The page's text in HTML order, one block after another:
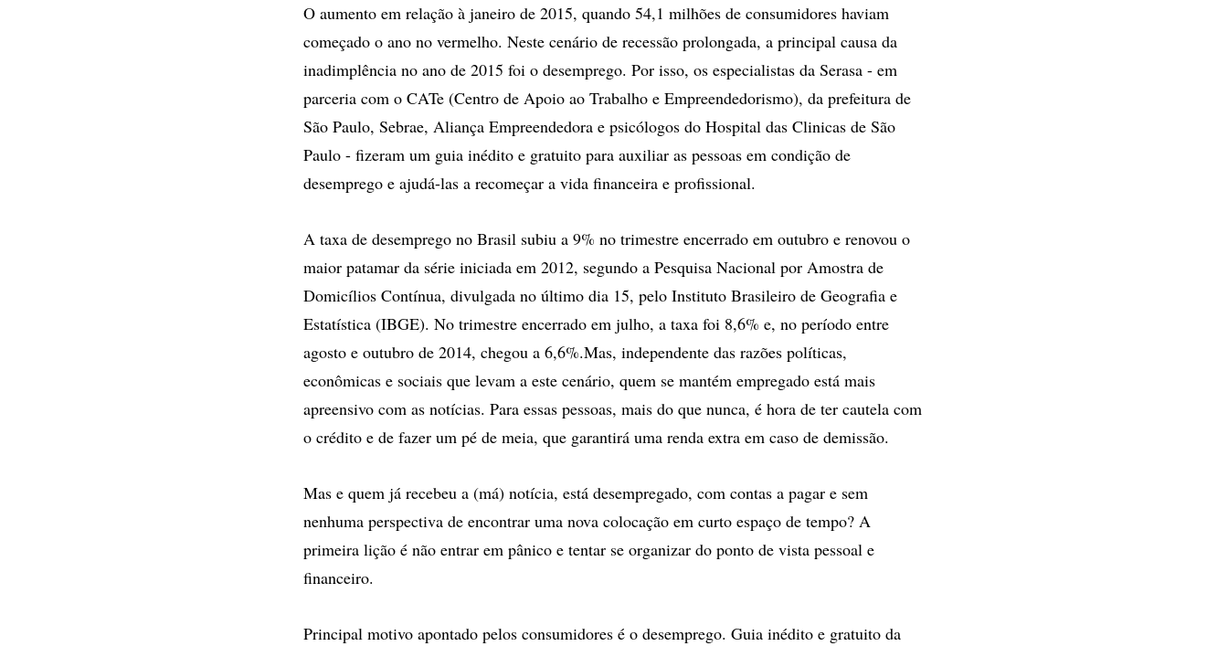
O aumento em relação à janeiro de 2015, quando 54,1 milhões de consumidores haviam
começado o ano no vermelho. Neste cenário de recessão prolongada, a principal causa da
inadimplência no ano de 2015 foi o desemprego. Por isso, os especialistas da Serasa - em
parceria com o CATe (Centro de Apoio ao Trabalho e Empreendedorismo), da prefeitura de
São Paulo, Sebrae, Aliança Empreendedora e psicólogos do Hospital das Clinicas de São
Paulo - fizeram um guia inédito e gratuito para auxiliar as pessoas em condição de
desemprego e ajudá-las a recomeçar a vida financeira e profissional.
A taxa de desemprego no Brasil subiu a 9% no trimestre encerrado em outubro e renovou o
maior patamar da série iniciada em 2012, segundo a Pesquisa Nacional por Amostra de
Domicílios Contínua, divulgada no último dia 15, pelo Instituto Brasileiro de Geografia e
Estatística (IBGE). No trimestre encerrado em julho, a taxa foi 8,6% e, no período entre
agosto e outubro de 2014, chegou a 6,6%.Mas, independente das razões políticas,
econômicas e sociais que levam a este cenário, quem se mantém empregado está mais
apreensivo com as notícias. Para essas pessoas, mais do que nunca, é hora de ter cautela com
o crédito e de fazer um pé de meia, que garantirá uma renda extra em caso de demissão.
Mas e quem já recebeu a (má) notícia, está desempregado, com contas a pagar e sem
nenhuma perspectiva de encontrar uma nova colocação em curto espaço de tempo? A
primeira lição é não entrar em pânico e tentar se organizar do ponto de vista pessoal e
financeiro.
Principal motivo apontado pelos consumidores é o desemprego. Guia inédito e gratuito da